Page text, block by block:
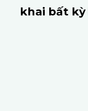
khai bất